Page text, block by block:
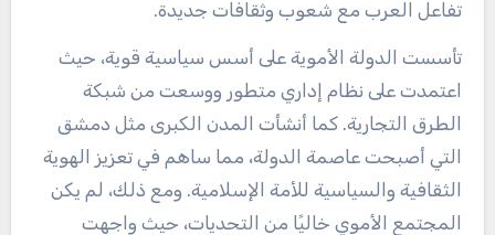
تفاعل العرب مع شعوب وثقافات جديدة.
تأسست الدولة الأموية على أسس سياسية قوية، حيث
اعتمدت على نظام إداري متطور ووسعت من شبكة
الطرق التجارية. كما أنشأت المدن الكبرى مثل دمشق
التي أصبحت عاصمة الدولة، مما ساهم في تعزيز الهوية
الثقافية والسياسية للأمة الإسلامية. ومع ذلك، لم يكن
المجتمع الأموي خاليًا من التحديات، حيث واجهت